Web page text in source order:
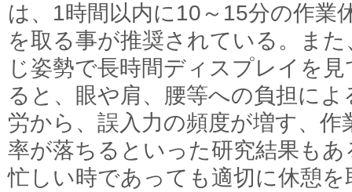
は、1時間以内に10～15分の作業
を取る事が推奨されている。また
じ姿勢で長時間ディスプレイを見
ると、眼や肩、腰等への負担によ
労から、誤入力の頻度が増す、作
率が落ちるといった研究結果もあ
忙しい時であっても適切に休憩